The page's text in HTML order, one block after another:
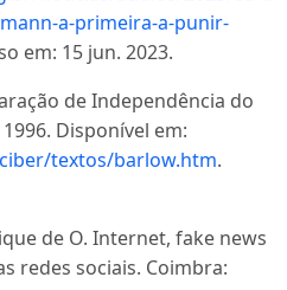
a-primeira-a-punir-
em: 15 jun. 2023.
de Independência do
Disponível em:
textos/barlow.htm.
de O. Internet, fake news
redes sociais. Coimbra: